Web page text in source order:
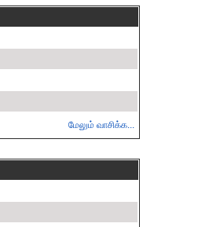
மேலும் வாசிக்க...